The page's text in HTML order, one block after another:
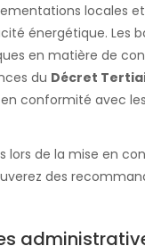
locales
énergétique. Les
en matière de
du Décret
conformité avec
lors de la mise en
des